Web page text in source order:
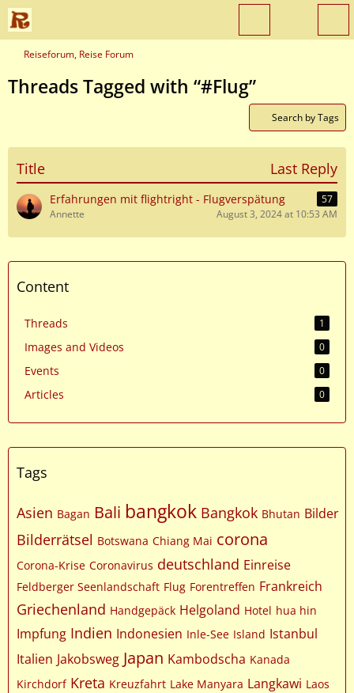
Reiseforum, Reise Forum
Threads Tagged with “#Flug”
Search by Tags
Title Last Reply
Erfahrungen mit flightright - Flugverspätung
57
Annette
August 3, 2024 at 10:53 AM
Content
Threads 1
Images and Videos 0
Events 0
Articles 0
Tags
Asien Bagan Bali bangkok Bangkok Bhutan Bilder
Bilderrätsel Botswana Chiang Mai corona
Corona-Krise Coronavirus deutschland Einreise
Feldberger Seenlandschaft Flug Forentreffen Frankreich
Griechenland Handgepäck Helgoland Hotel hua hin
Impfung Indien Indonesien Inle-See Island Istanbul
Italien Jakobsweg Japan Kambodscha Kanada
Kirchdorf Kreta Kreuzfahrt Lake Manyara Langkawi Laos